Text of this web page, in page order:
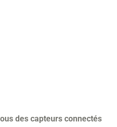
des capteurs connectés